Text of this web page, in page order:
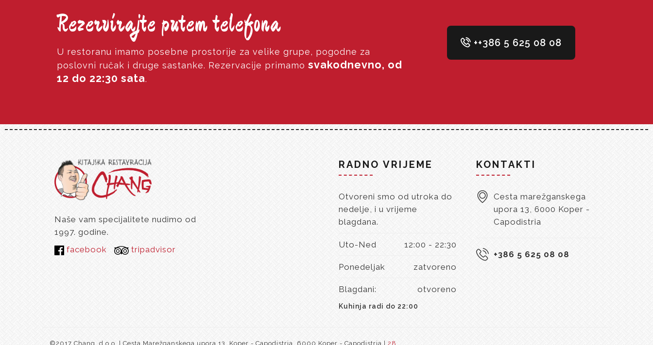
Rezervirajte putem telefona
U restoranu imamo posebne prostorije za velike grupe, pogodne za
poslovni ručak i druge sastanke. Rezervacije primamo svakodnevno, od
12 do 22:30 sata.
++386 5 625 08 08
Naše vam specijalitete nudimo od
1997. godine.
facebook
tripadvisor
RADNO VRIJEME
Otvoreni smo od utroka do
nedelje, i u vrijeme
blagdana.
Uto-Ned 12:00 - 22:30
Ponedeljak zatvoreno
Blagdani: otvoreno
Kuhinja radi do 22:00
KONTAKTI
Cesta marežganskega
upora 13, 6000 Koper -
Capodistria
+386 5 625 08 08
©2017 Chang, d.o.o. | Cesta Marežganskega upora 13, Koper - Capodistria, 6000 Koper - Capodistria | 28